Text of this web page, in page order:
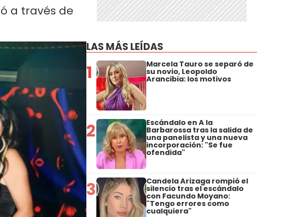
a través de
LAS MÁS LEÍDAS
1 Marcela Tauro se separó de
su novio, Leopoldo
Arancibia: los motivos
2 Escándalo en A la
Barbarossa tras la salida de
una panelista y una nueva
incorporación: "Se fue
ofendida"
3 Candela Arizaga rompió el
silencio tras el escándalo
con Facundo Moyano:
"Tengo errores como
cualquiera"